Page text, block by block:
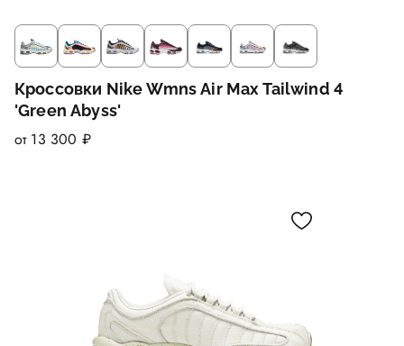
Кроссовки Nike Wmns Air Max Tailwind 4
'Green Abyss'
от 13 300 ₽